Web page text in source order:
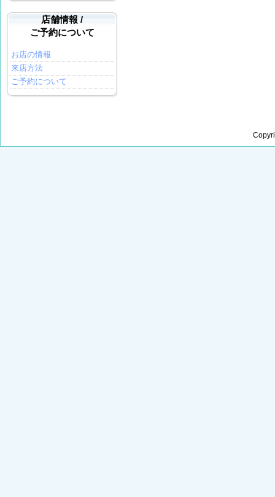
店舗情報 /
ご予約について
お店の情報
来店方法
ご予約について